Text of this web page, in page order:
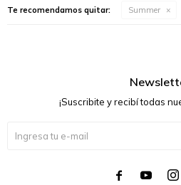
Te recomendamos quitar: Summer
¡Suscribite y recibí todas
  